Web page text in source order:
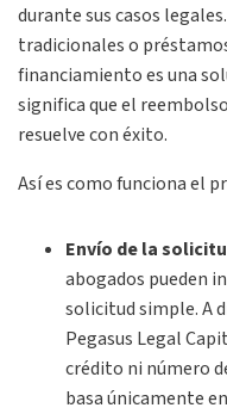
durante sus casos
tradicionales o
financiamiento es una
significa que el
resuelve con éxito.
Así es como funciona el
Envío de la
abogados pueden
solicitud simple. A
Pegasus Legal
crédito ni número
basa únicamente